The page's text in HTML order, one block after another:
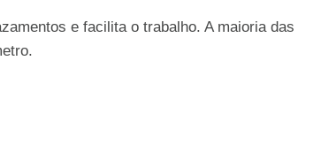
e facilita o trabalho. A maioria das